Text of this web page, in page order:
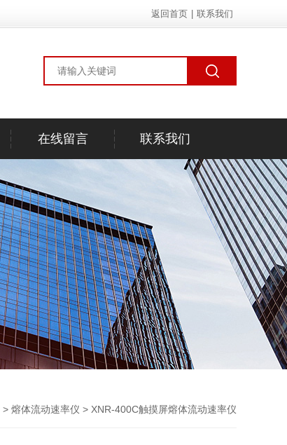
返回首页 联系我们
在线留言 联系我们
> 熔体流动速率仪 > XNR-400C触摸屏熔体流动速率仪